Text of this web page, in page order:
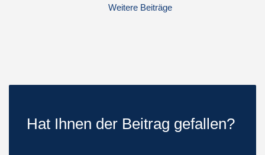
Weitere Beiträge
Hat Ihnen der Beitrag gefallen?